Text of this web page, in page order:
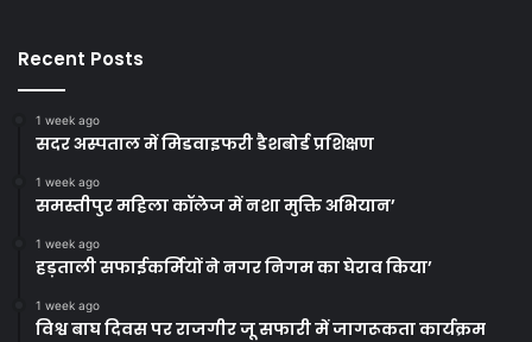
Recent Posts
1 week ago
सदर अस्पताल में मिडवाइफरी डैशबोर्ड प्रशिक्षण
1 week ago
समस्तीपुर महिला कॉलेज में नशा मुक्ति अभियान’
1 week ago
हड़ताली सफाईकर्मियों ने नगर निगम का घेराव किया’
1 week ago
विश्व बाघ दिवस पर राजगीर जू सफारी में जागरूकता कार्यक्रम